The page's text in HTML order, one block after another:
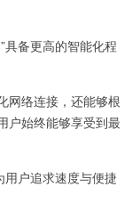
备更高的智能化程
络连接，还能够根
户始终能够享受到最
户追求速度与便捷